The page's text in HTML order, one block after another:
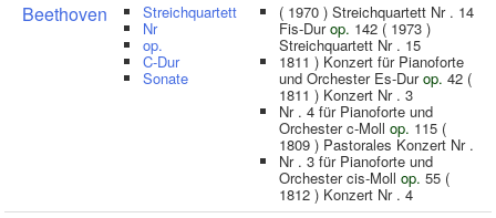
Beethoven Streichquartett
Nr
op.
C-Dur
Sonate
( 1970 ) Streichquartett Nr . 14
Fis-Durop. 142 ( 1973 )
Streichquartett Nr . 15
1811 ) Konzert für Pianoforte
und Orchester Es-Durop. 42 (
1811 ) Konzert Nr . 3
Nr . 4 für Pianoforte und
Orchester c-Moll op. 115 (
1809 ) Pastorales Konzert Nr .
Nr . 3 für Pianoforte und
Orchester cis-Moll op. 55 (
1812 ) Konzert Nr . 4